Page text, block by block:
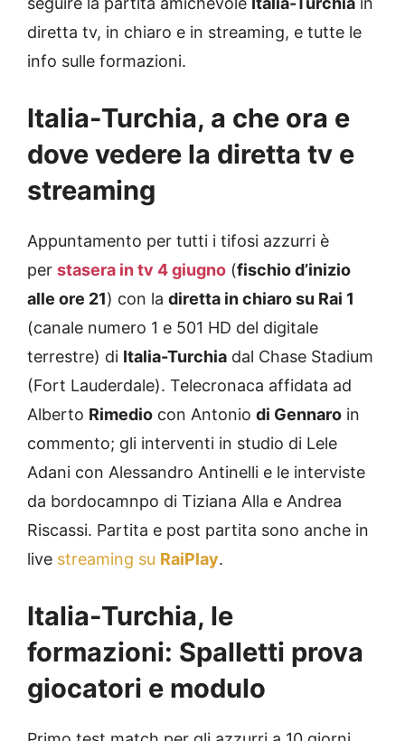
diretta tv, in chiaro e in streaming, e tutte le
info sulle formazioni.
Italia-Turchia, a che ora e
dove vedere la diretta tv e
streaming
Appuntamento per tutti i tifosi azzurri è
per stasera in tv 4 giugno (fischio d’inizio
alle ore 21) con la diretta in chiaro su Rai 1
(canale numero 1 e 501 HD del digitale
terrestre) di Italia-Turchia dal Chase Stadium
(Fort Lauderdale). Telecronaca affidata ad
Alberto Rimedio con Antonio di Gennaro in
commento; gli interventi in studio di Lele
Adani con Alessandro Antinelli e le interviste
da bordocamnpo di Tiziana Alla e Andrea
Riscassi. Partita e post partita sono anche in
live streaming su RaiPlay.
Italia-Turchia, le
formazioni: Spalletti prova
giocatori e modulo